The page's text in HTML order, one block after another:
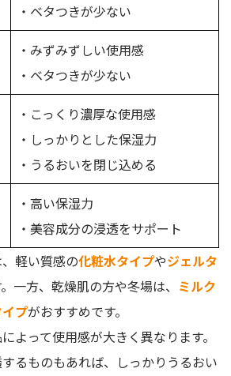
・ベタつきが少ない
・みずみずしい使用感
・ベタつきが少ない
・こっくり濃厚な使用感
・しっかりとした保湿力
・うるおいを閉じ込める
・高い保湿力
・美容成分の浸透をサポート
軽い質感の化粧水タイプやジェルタ
一方、乾燥肌の方や冬場は、 ミルク
プがおすすめです。
よって使用感が大きく異なります。
るものもあれば、しっかりうるおい